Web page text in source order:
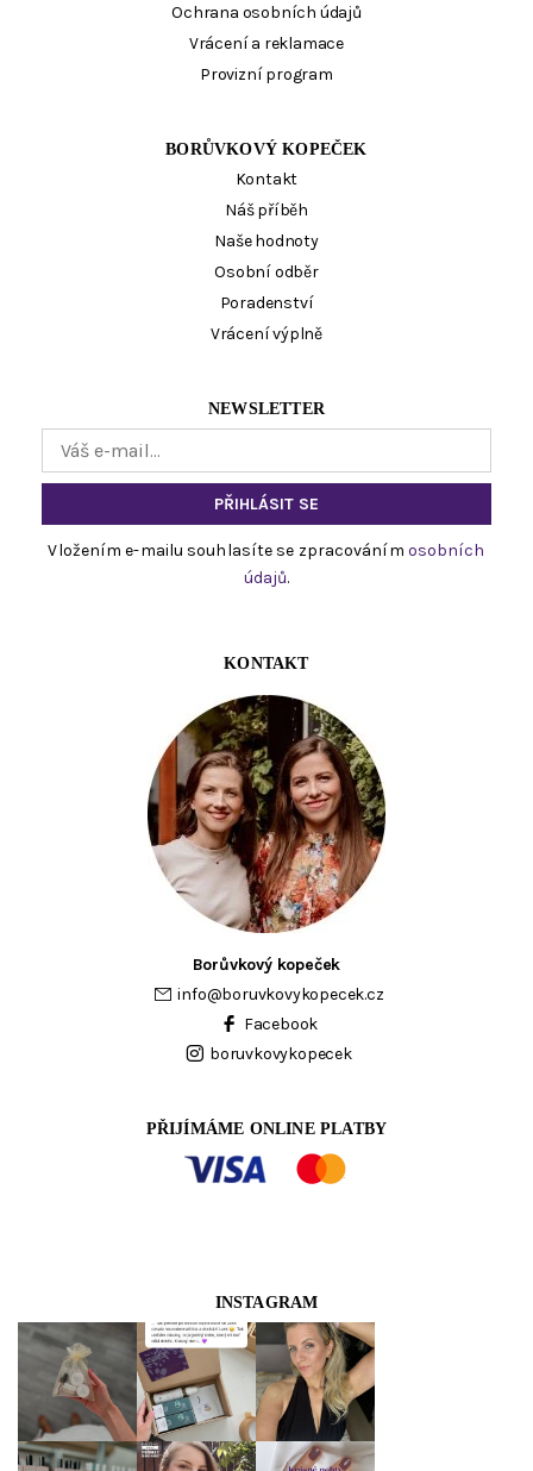
Ochrana osobních údajů
Vrácení a reklamace
Provizní program
BORŮVKOVÝ KOPEČEK
Kontakt
Náš příběh
Naše hodnoty
Osobní odběr
Poradenství
Vrácení výplně
NEWSLETTER
Vložením e-mailu souhlasíte se zpracováním osobních
údajů.
KONTAKT
Borůvkový kopeček
info@boruvkovykopecek.cz
Facebook
boruvkovykopecek
PŘIJÍMÁME ONLINE PLATBY
INSTAGRAM